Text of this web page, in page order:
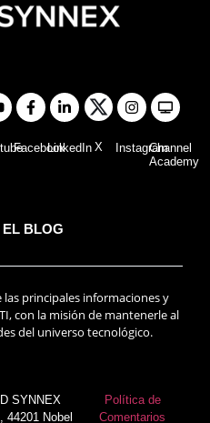
FacebookLinkedIn X InstagramChannel
Academy
BLOG
principales informaciones y
con la misión de mantenerle al
del universo tecnológico.
SYNNEX
44201 Nobel
Política de
Comentarios